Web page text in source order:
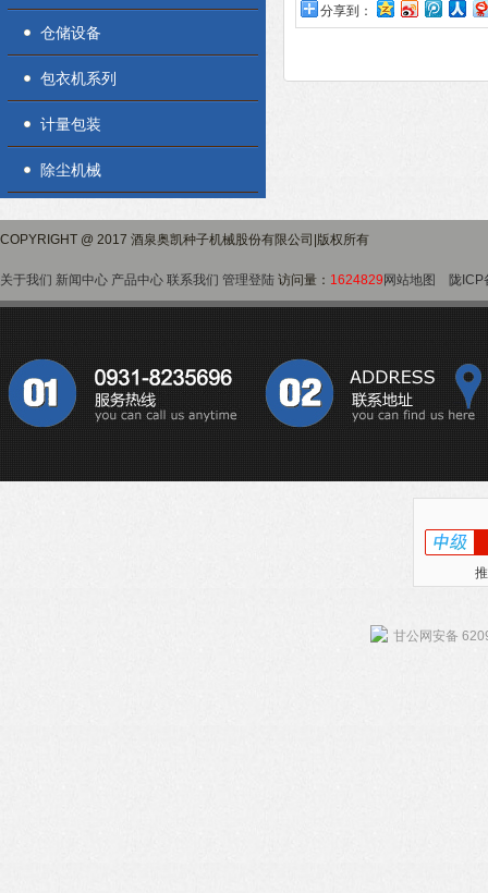
仓储设备
包衣机系列
计量包装
除尘机械
分享到：
COPYRIGHT @ 2017 酒泉奥凯种子机械股份有限公司|版权所有
关于我们 新闻中心 产品中心 联系我们 管理登陆 访问量： 1624829 网站地图 陇
甘公网安备